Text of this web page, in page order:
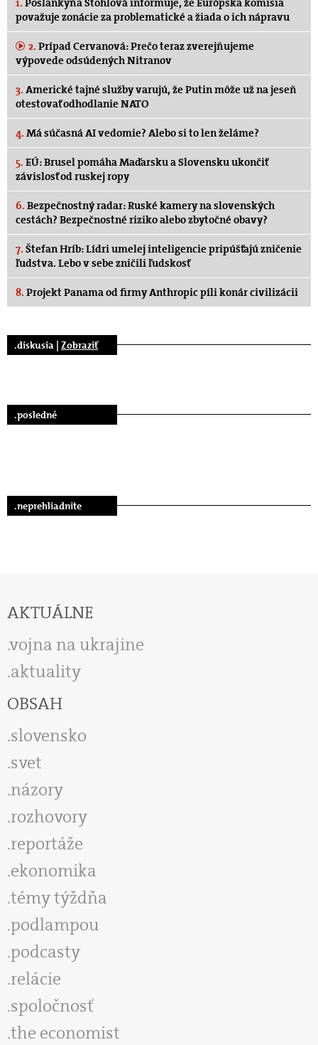
považuje zonácie za problematické a žiada o ich nápravu
2. Prípad Cervanová: Prečo teraz zverejňujeme
výpovede odsúdených Nitranov
3. Americké tajné služby varujú, že Putin môže už na jeseň
otestovať odhodlanie NATO
4. Má súčasná AI vedomie? Alebo si to len želáme?
5. EÚ: Brusel pomáha Maďarsku a Slovensku ukončiť
závislosť od ruskej ropy
6. Bezpečnostný radar: Ruské kamery na slovenských
cestách? Bezpečnostné riziko alebo zbytočné obavy?
7. Štefan Hríb: Lídri umelej inteligencie pripúšťajú zničenie
ľudstva. Lebo v sebe zničili ľudskosť
8. Projekt Panama od firmy Anthropic píli konár civilizácii
.diskusia | Zobraziť
.posledné
.neprehliadnite
AKTUÁLNE
vojna na ukrajine
aktuality
OBSAH
slovensko
svet
názory
rozhovory
reportáže
ekonomika
témy týždňa
podlampou
podcasty
relácie
spoločnosť
the economist